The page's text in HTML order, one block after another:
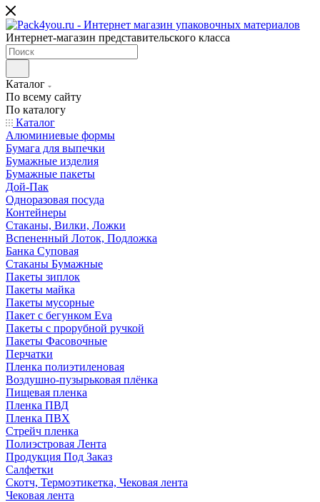
Интернет-магазин представительского класса
Каталог
По всему сайту
По каталогу
Каталог
Алюминиевые формы
Бумага для выпечки
Бумажные изделия
Бумажные пакеты
Дой-Пак
Одноразовая посуда
Контейнеры
Стаканы, Вилки, Ложки
Вспененный Лоток, Подложка
Банка Суповая
Стаканы Бумажные
Пакеты зиплок
Пакеты майка
Пакеты мусорные
Пакет с бегунком Eva
Пакеты с прорубной ручкой
Пакеты Фасовочные
Перчатки
Пленка полиэтиленовая
Воздушно-пузырьковая плёнка
Пищевая пленка
Пленка ПВД
Пленка ПВХ
Стрейч пленка
Полиэстровая Лента
Продукция Под Заказ
Салфетки
Скотч, Термоэтикетка, Чековая лента
Чековая лента